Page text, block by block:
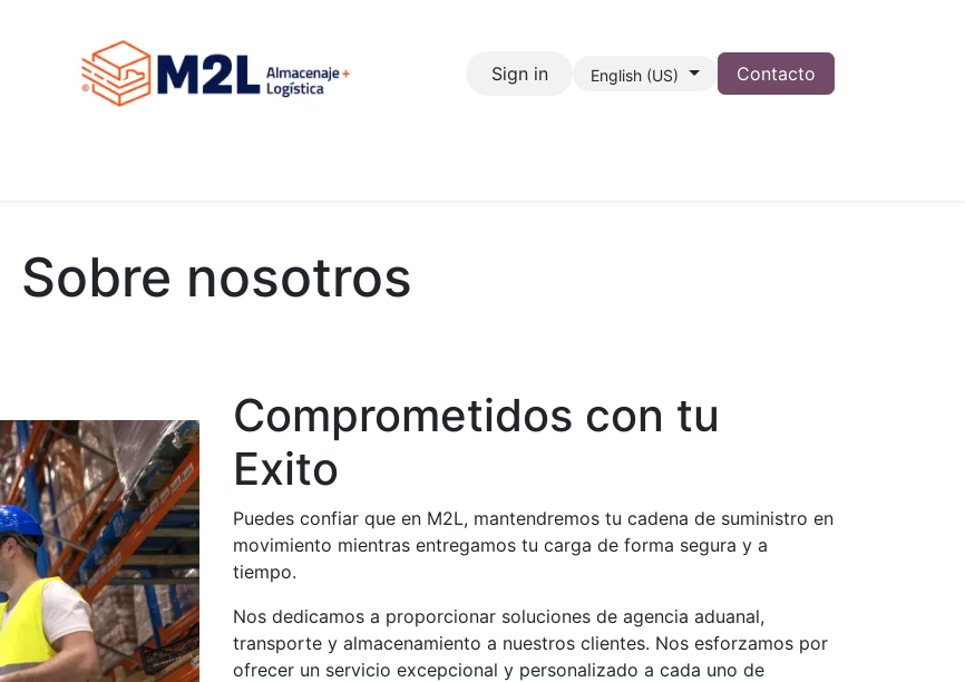
Sign in English (US) Contacto
Sobre nosotros
Comprometidos con tu
Exito
Puedes confiar que en M2L, mantendremos tu cadena de suministro en
movimiento mientras entregamos tu carga de forma segura y a
tiempo.
Nos dedicamos a proporcionar soluciones de agencia aduanal,
transporte y almacenamiento a nuestros clientes. Nos esforzamos por
ofrecer un servicio excepcional y personalizado a cada uno de